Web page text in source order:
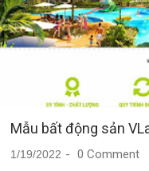
Mẫu bất động sản
1/19/2022
0 Comment